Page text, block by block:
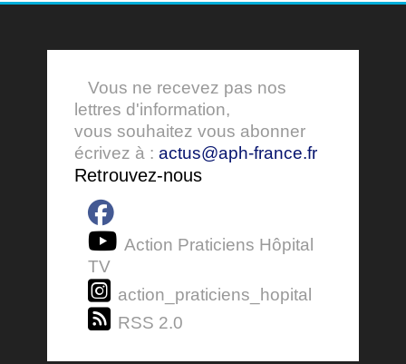
Vous ne recevez pas nos
lettres d'information,
vous souhaitez vous abonner
écrivez à : actus@aph-france.fr
Retrouvez-nous
Action Praticiens Hôpital
TV
action_praticiens_hopital
RSS 2.0